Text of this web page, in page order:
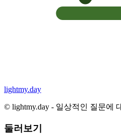
lightmy.day
© lightmy.day - 일상적인 질문에
둘러보기